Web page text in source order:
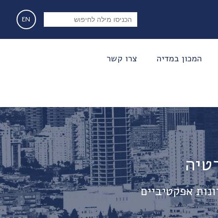
EN
המכון במדיה צרו קשר
אפקטיביים